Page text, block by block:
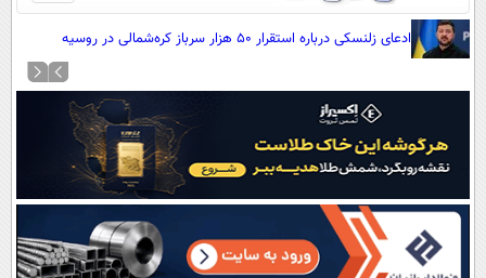
و
کردن
صفحه اول
آرشیو
نظرسنجی
آب و هوا
اوقات شرعی
سواد زندگی
ادعای زلنسکی درباره استقرار ۵۰ هزار سرباز کره‌شمالی در روسیه